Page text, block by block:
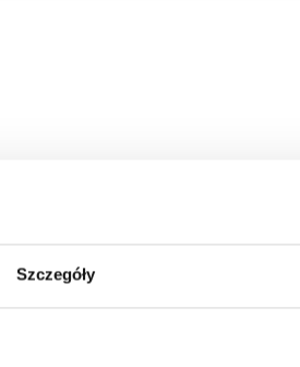
Szczegóły